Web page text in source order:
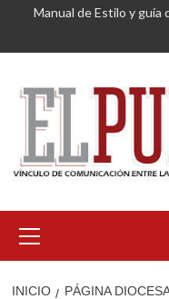
Saltar
contenido
Manual de Estilo y guía
primario
INICIO PÁGINA